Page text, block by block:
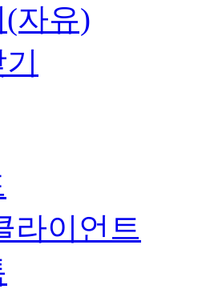
자유)
라이언트